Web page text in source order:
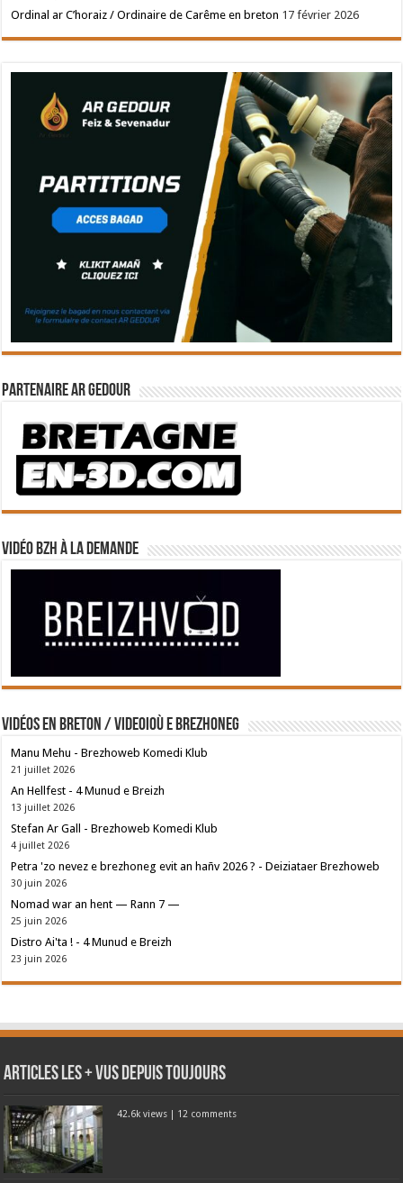
Ordinal ar C’horaiz / Ordinaire de Carême en breton 17 février 2026
Partenaire Ar Gedour
Vidéo BZH à la demande
Vidéos en breton / Videoioù e brezhoneg
Manu Mehu - Brezhoweb Komedi Klub
21 juillet 2026
An Hellfest - 4 Munud e Breizh
13 juillet 2026
Stefan Ar Gall - Brezhoweb Komedi Klub
4 juillet 2026
Petra 'zo nevez e brezhoneg evit an hañv 2026 ? - Deiziataer Brezhoweb
30 juin 2026
Nomad war an hent — Rann 7 —
25 juin 2026
Distro Ai'ta ! - 4 Munud e Breizh
23 juin 2026
Articles les + vus depuis toujours
42.6k views | 12 comments